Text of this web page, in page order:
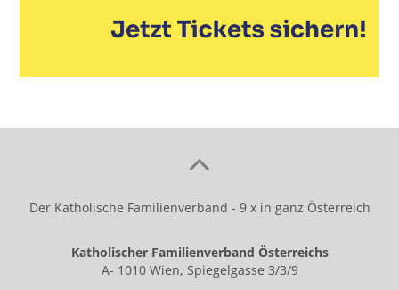
Der Katholische Familienverband - 9 x in ganz Österreich
Katholischer Familienverband Österreichs
A- 1010 Wien, Spiegelgasse 3/3/9